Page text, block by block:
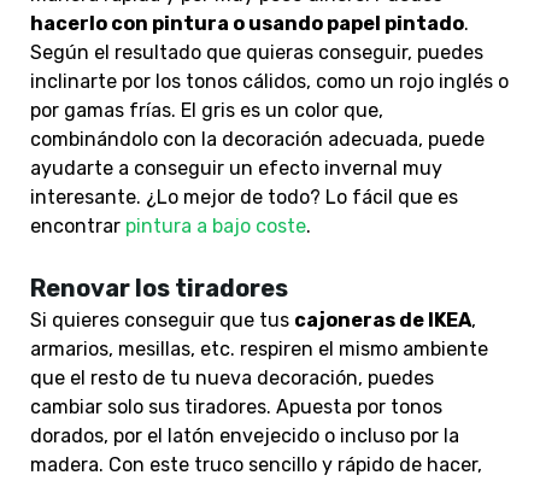
hacerlo con pintura o usando papel pintado.
Según el resultado que quieras conseguir, puedes
inclinarte por los tonos cálidos, como un rojo inglés o
por gamas frías. El gris es un color que,
combinándolo con la decoración adecuada, puede
ayudarte a conseguir un efecto invernal muy
interesante. ¿Lo mejor de todo? Lo fácil que es
encontrar pintura a bajo coste.
Renovar los tiradores
Si quieres conseguir que tus cajoneras de IKEA,
armarios, mesillas, etc. respiren el mismo ambiente
que el resto de tu nueva decoración, puedes
cambiar solo sus tiradores. Apuesta por tonos
dorados, por el latón envejecido o incluso por la
madera. Con este truco sencillo y rápido de hacer,